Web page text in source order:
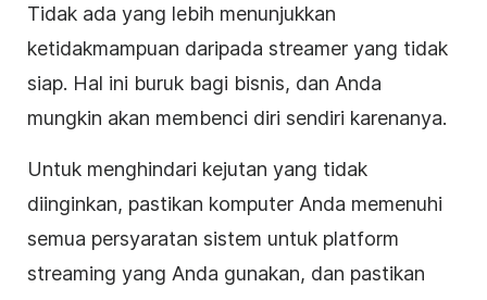
Tidak ada yang lebih menunjukkan
ketidakmampuan daripada streamer yang tidak
siap. Hal ini buruk bagi bisnis, dan Anda
mungkin akan membenci diri sendiri karenanya.
Untuk menghindari kejutan yang tidak
diinginkan, pastikan komputer Anda memenuhi
semua persyaratan sistem untuk platform
streaming yang Anda gunakan, dan pastikan